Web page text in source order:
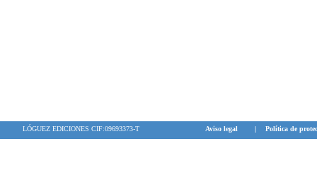
LÓGUEZ EDICIONES CIF:09693373-T Aviso legal | Política de